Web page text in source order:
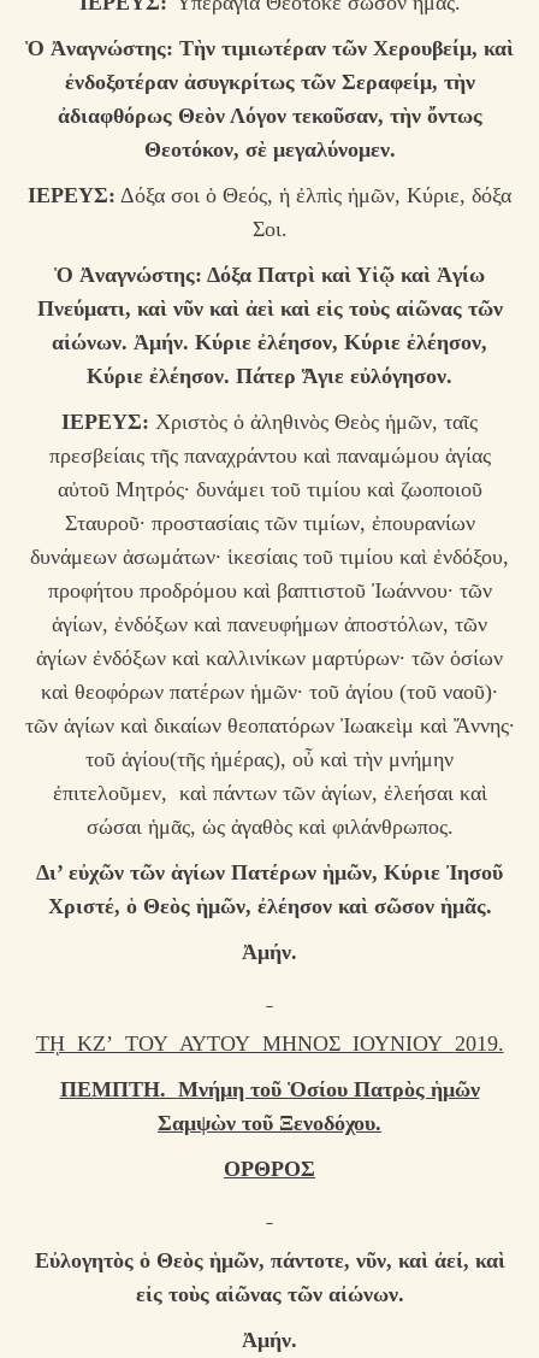
Ὁ Ἀναγνώστης: Τὴν τιμιωτέραν τῶν Χερουβείμ, καὶ
ἐνδοξοτέραν ἀσυγκρίτως τῶν Σεραφείμ, τὴν
ἀδιαφθόρως Θεὸν Λόγον τεκοῦσαν, τὴν ὄντως
Θεοτόκον, σὲ μεγαλύνομεν.
ΙΕΡΕΥΣ: Δόξα σοι ὁ Θεός, ἡ ἐλπὶς ἡμῶν, Κύριε, δόξα
Σοι.
Ὁ Ἀναγνώστης: Δόξα Πατρὶ καὶ Υἱῷ καὶ Ἁγίω
Πνεύματι, καὶ νῦν καὶ ἀεὶ καὶ εἰς τοὺς αἰῶνας τῶν
αἰώνων. Ἀμήν. Κύριε ἐλέησον, Κύριε ἐλέησον,
Κύριε ἐλέησον. Πάτερ Ἅγιε εὐλόγησον.
ΙΕΡΕΥΣ: Χριστὸς ὁ ἀληθινὸς Θεὸς ἡμῶν, ταῖς
πρεσβείαις τῆς παναχράντου καὶ παναμώμου ἁγίας
αὐτοῦ Μητρός· δυνάμει τοῦ τιμίου καὶ ζωοποιοῦ
Σταυροῦ· προστασίαις τῶν τιμίων, ἐπουρανίων
δυνάμεων ἀσωμάτων· ἱκεσίαις τοῦ τιμίου καὶ ἐνδόξου,
προφήτου προδρόμου καὶ βαπτιστοῦ Ἰωάννου· τῶν
ἁγίων, ἐνδόξων καὶ πανευφήμων ἀποστόλων, τῶν
ἁγίων ἐνδόξων καὶ καλλινίκων μαρτύρων· τῶν ὁσίων
καὶ θεοφόρων πατέρων ἡμῶν· τοῦ ἁγίου (τοῦ ναοῦ)·
τῶν ἁγίων καὶ δικαίων θεοπατόρων Ἰωακεὶμ καὶ Ἄννης·
τοῦ ἁγίου(τῆς ἡμέρας), οὖ καὶ τὴν μνήμην
ἐπιτελοῦμεν, καὶ πάντων τῶν ἁγίων, ἐλεήσαι καὶ
σώσαι ἡμᾶς, ὡς ἀγαθὸς καὶ φιλάνθρωπος.
Δι’ εὐχῶν τῶν ἁγίων Πατέρων ἡμῶν, Κύριε Ἰησοῦ
Χριστέ, ὁ Θεὸς ἡμῶν, ἐλέησον καὶ σῶσον ἡμᾶς.
Ἀμήν.
Τῌ ΚΖ’ ΤΟΥ ΑΥΤΟΥ ΜΗΝΟΣ ΙΟΥΝΙΟΥ 2019.
ΠΕΜΠΤΗ. Μνήμη τοῦ Ὁσίου Πατρὸς ἡμῶν
Σαμψὼν τοῦ Ξενοδόχου.
ΟΡΘΡΟΣ
Εὐλογητὸς ὁ Θεὸς ἡμῶν, πάντοτε, νῦν, καὶ ἀεί, καὶ
εἰς τοὺς αἰῶνας τῶν αἰώνων.
Ἀμήν.